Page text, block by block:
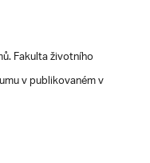
Fakulta životního
v publikovaném v